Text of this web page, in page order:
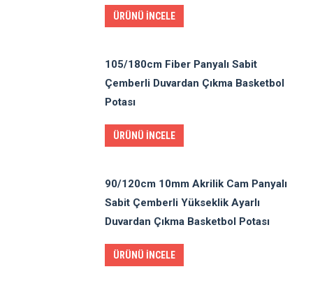
ÜRÜNÜ İNCELE
105/180cm Fiber Panyalı Sabit
Çemberli Duvardan Çıkma Basketbol
Potası
ÜRÜNÜ İNCELE
90/120cm 10mm Akrilik Cam Panyalı
Sabit Çemberli Yükseklik Ayarlı
Duvardan Çıkma Basketbol Potası
ÜRÜNÜ İNCELE